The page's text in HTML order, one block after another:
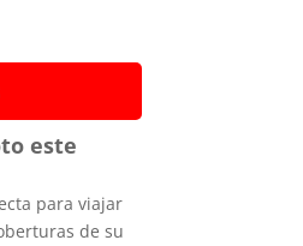
este
para viajar
de su